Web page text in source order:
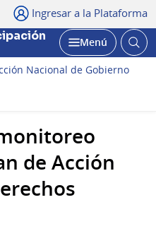
Ingresar a la Plataforma
Abrir
Menú
Nacional de Gobierno
de Acción